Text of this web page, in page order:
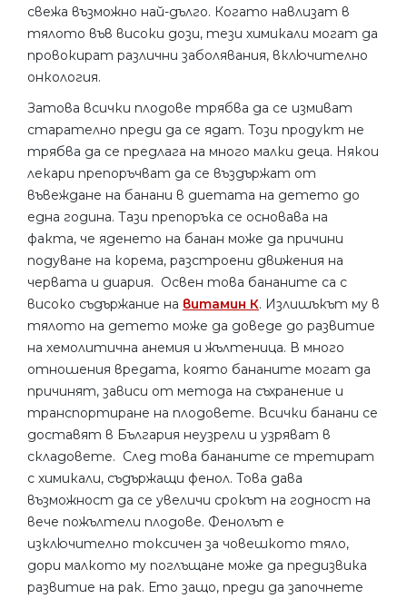
свежа възможно най-дълго. Когато навлизат в
тялото във високи дози, тези химикали могат да
провокират различни заболявания, включително
онкология.
Затова всички плодове трябва да се измиват
старателно преди да се ядат. Този продукт не
трябва да се предлага на много малки деца. Някои
лекари препоръчват да се въздържат от
въвеждане на банани в диетата на детето до
една година. Тази препоръка се основава на
факта, че яденето на банан може да причини
подуване на корема, разстроени движения на
червата и диария. Освен това бананите са с
високо съдържание на витамин К. Излишъкът му в
тялото на детето може да доведе до развитие
на хемолитична анемия и жълтеница. В много
отношения вредата, която бананите могат да
причинят, зависи от метода на съхранение и
транспортиране на плодовете. Всички банани се
доставят в България неузрели и узряват в
складовете. След това бананите се третират
с химикали, съдържащи фенол. Това дава
възможност да се увеличи срокът на годност на
вече пожълтели плодове. Фенолът е
изключително токсичен за човешкото тяло,
дори малкото му поглъщане може да предизвика
развитие на рак. Ето защо, преди да започнете